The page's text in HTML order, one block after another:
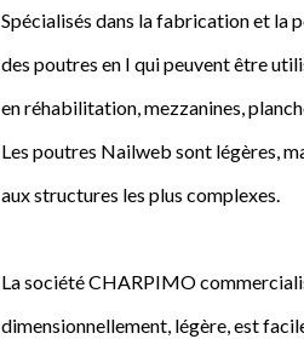
Spécialisés dans la fabrication et la
des poutres en I qui peuvent être
en réhabilitation, mezzanines,
Les poutres Nailweb sont légères,
aux structures les plus complexes.
La société CHARPIMO
dimensionnellement, légère, est